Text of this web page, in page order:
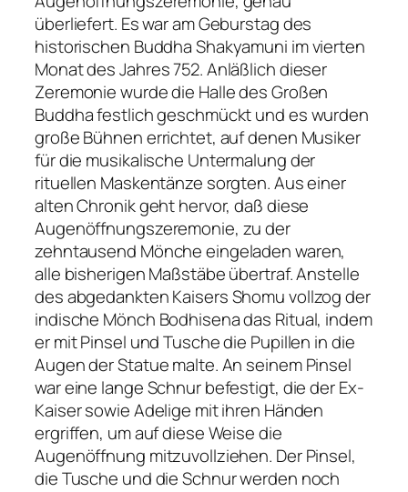
überliefert. Es war am Geburstag des
historischen Buddha Shakyamuni im vierten
Monat des Jahres 752. Anläßlich dieser
Zeremonie wurde die Halle des Großen
Buddha festlich geschmückt und es wurden
große Bühnen errichtet, auf denen Musiker
für die musikalische Untermalung der
rituellen Maskentänze sorgten. Aus einer
alten Chronik geht hervor, daß diese
Augenöffnungszeremonie, zu der
zehntausend Mönche eingeladen waren,
alle bisherigen Maßstäbe übertraf. Anstelle
des abgedankten Kaisers Shomu vollzog der
indische Mönch Bodhisena das Ritual, indem
er mit Pinsel und Tusche die Pupillen in die
Augen der Statue malte. An seinem Pinsel
war eine lange Schnur befestigt, die der Ex-
Kaiser sowie Adelige mit ihren Händen
ergriffen, um auf diese Weise die
Augenöffnung mitzuvollziehen. Der Pinsel,
die Tusche und die Schnur werden noch